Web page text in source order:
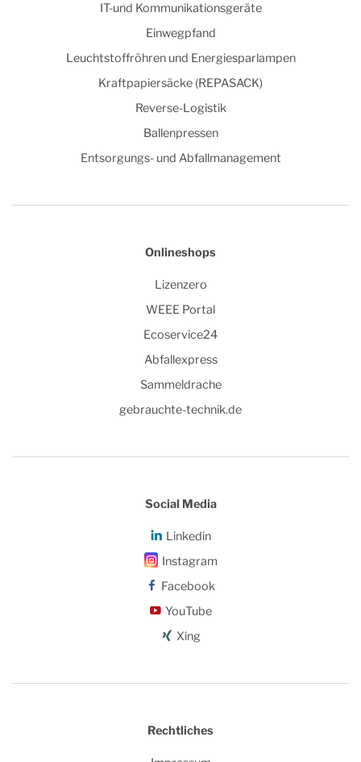
IT-und Kommunikationsgeräte
Einwegpfand
Leuchtstoffröhren und Energiesparlampen
Kraftpapiersäcke (REPASACK)
Reverse-Logistik
Ballenpressen
Entsorgungs- und Abfallmanagement
Onlineshops
Lizenzero
WEEE Portal
Ecoservice24
Abfallexpress
Sammeldrache
gebrauchte-technik.de
Social Media
Linkedin
Instagram
Facebook
YouTube
Xing
Rechtliches